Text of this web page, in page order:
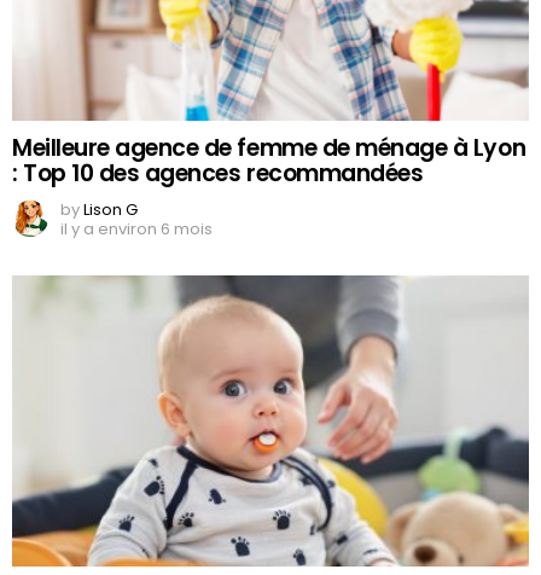
Meilleure agence de femme de ménage à Lyon
: Top 10 des agences recommandées
byLison G
il y a environ 6 mois